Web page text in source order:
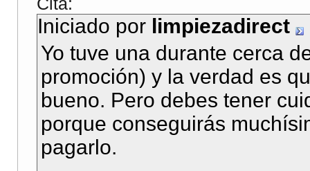
Iniciado por limpiezadirect
Yo tuve una durante cerca
promoción) y la verdad es
bueno. Pero debes tener
porque conseguirás
pagarlo.